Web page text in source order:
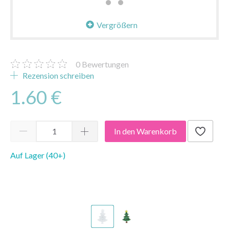
Vergrößern
0 Bewertungen
Rezension schreiben
1.60 €
In den Warenkorb
Auf Lager (40+)